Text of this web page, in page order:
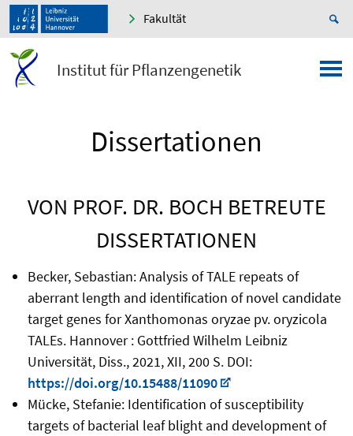
Fakultät
Institut für Pflanzengenetik
Dissertationen
VON PROF. DR. BOCH BETREUTE
DISSERTATIONEN
Becker, Sebastian: Analysis of TALE repeats of
aberrant length and identification of novel candidate
target genes for Xanthomonas oryzae pv. oryzicola
TALEs. Hannover : Gottfried Wilhelm Leibniz
Universität, Diss., 2021, XII, 200 S. DOI:
https://doi.org/10.15488/11090
Mücke, Stefanie: Identification of susceptibility
targets of bacterial leaf blight and development of